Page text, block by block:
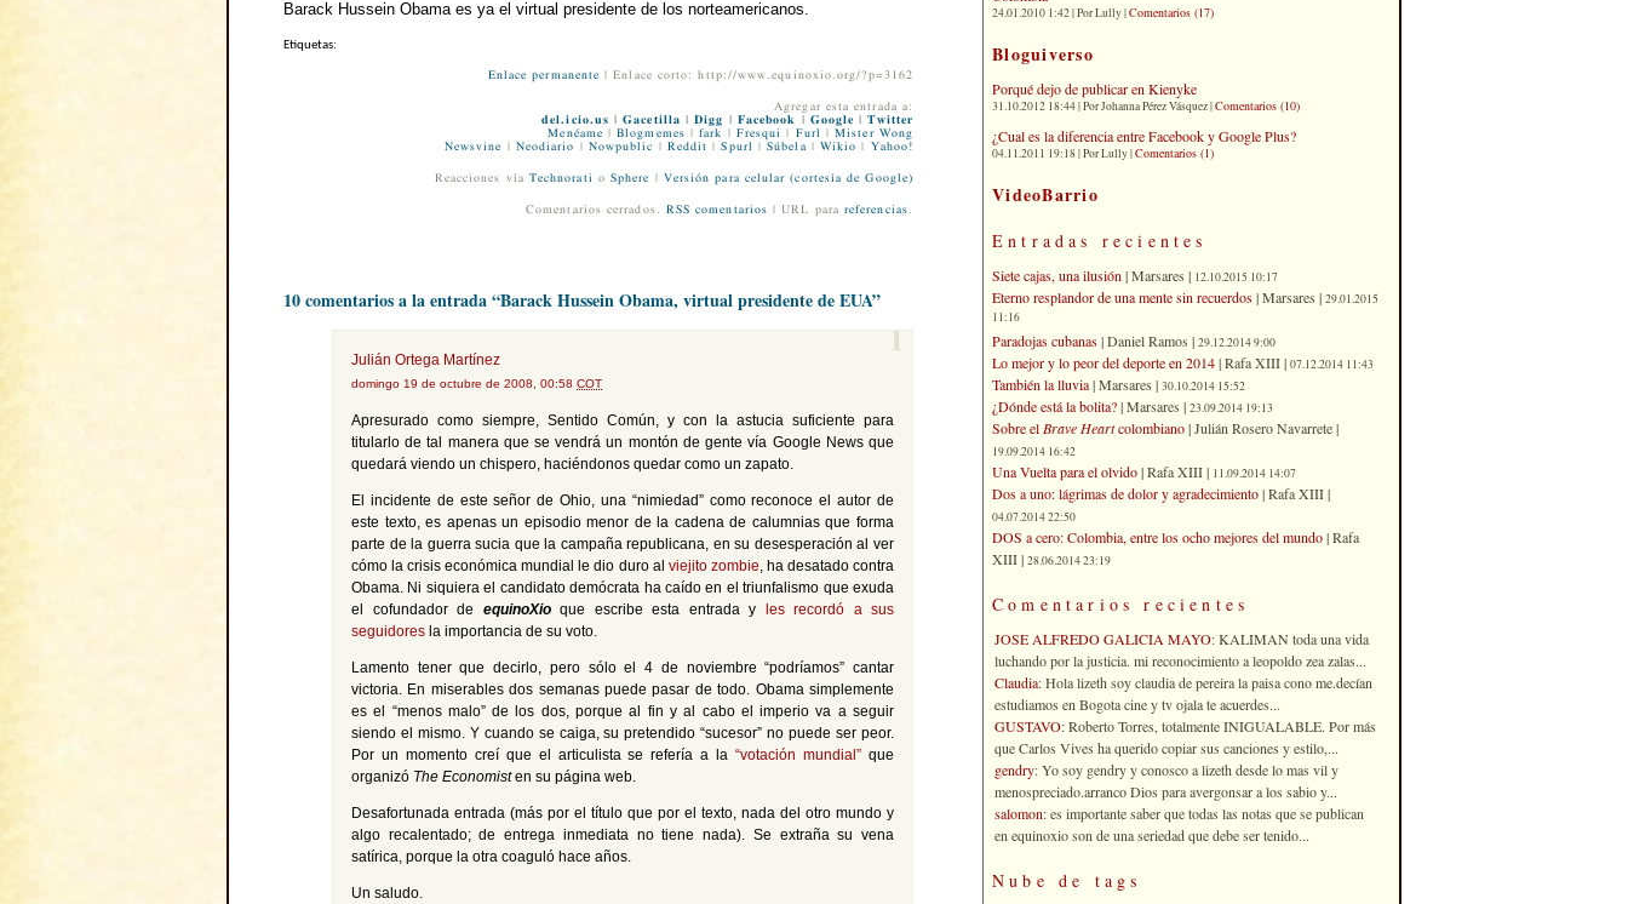
Barack Hussein Obama es ya el virtual presidente de los norteamericanos.
Etiquetas:
Enlace permanente | Enlace corto: http://www.equinoxio.org/?p=3162
Agregar esta entrada a:
del.icio.us |Gacetilla |Digg Facebook Google |Twitter
Menéame |Blogmemes |fark Fresqui Furl |Mister Wong
Newsvine
Neodiario Nowpublic Reddit |Spurl |Súbela| Wikio Yahoo!
Reacciones vía Technorati o Sphere Versión para celular (cortesía de Google)
Comentarios cerrados. RSS comentarios | URL parareferencias.
10 comentarios a la entrada “Barack Hussein Obama, virtual presidente de EUA”
Julián Ortega Martínez
domingo 19 de octubre de 2008, 00:58 COT
1
Apresurado como siempre, Sentido Común, y con la astucia suficiente para
titularlo de tal manera que se vendrá un montón de gente vía Google News que
quedará viendo un chispero, haciéndonos quedar como un zapato.
El incidente de este señor de Ohio, una “nimiedad” como reconoce el autor de
este texto, es apenas un episodio menor de la cadena de calumnias que forma
parte de la guerra sucia que la campaña republicana, en su desesperación al ver
cómo la crisis económica mundial le dio duro al viejito zombie, ha desatado contra
Obama. Ni siquiera el candidato demócrata ha caído en el triunfalismo que exuda
el cofundador de equinoXioque escribe esta entrada y
les recordó a sus
seguidores la importancia de su voto.
Lamento tener que decirlo, pero sólo el 4 de noviembre “podríamos” cantar
victoria. En miserables dos semanas puede pasar de todo. Obama simplemente
es el “menos malo” de los dos, porque al fin y al cabo el imperio va a seguir
siendo el mismo. Y cuando se caiga, su pretendido “sucesor” no puede ser peor.
Por un momento creí que el articulista se refería a la“votación mundial” que
organizó The Economisten su página web.
Desafortunada entrada (más por el título que por el texto, nada del otro mundo y
algo recalentado; de entrega inmediata no tiene nada). Se extraña su vena
satírica, porque la otra coaguló hace años.
Un saludo.
24.01.2010 1:42 | Por Lully |Comentarios (17)
Bloguiverso
Porqué dejo de publicar en Kienyke
31.10.2012 18:44 | Por Johanna Pérez Vásquez |Comentarios (10)
¿Cual es la diferencia entre Facebook y Google Plus?
04.11.2011 19:18 | Por Lully |Comentarios (1)
VideoBarrio
Entradas recientes
Siete cajas, una ilusión | Marsares | 12.10.2015 10:17
Eterno resplandor de una mente sin recuerdos| Marsares | 29.01.2015
11:16
Paradojas cubanas| Daniel Ramos | 29.12.2014 9:00
Lo mejor y lo peor del deporte en 2014| Rafa XIII | 07.12.2014 11:43
También la lluvia| Marsares | 30.10.2014 15:52
¿Dónde está la bolita?| Marsares | 23.09.2014 19:13
Sobre el Brave Heartcolombiano| Julián Rosero Navarrete |
19.09.2014 16:42
Una Vuelta para el olvido| Rafa XIII | 11.09.2014 14:07
Dos a uno: lágrimas de dolor y agradecimiento| Rafa XIII |
04.07.2014 22:50
DOS a cero: Colombia, entre los ocho mejores del mundo| Rafa
XIII | 28.06.2014 23:19
Comentarios recientes
JOSE ALFREDO GALICIA MAYO: KALIMAN toda una vida
luchando por la justicia. mi reconocimiento a leopoldo zea zalas...
Claudia: Hola lizeth soy claudia de pereira la paisa cono me.decían
estudiamos en Bogota cine y tv ojala te acuerdes...
GUSTAVO: Roberto Torres, totalmente INIGUALABLE. Por más
que Carlos Vives ha querido copiar sus canciones y estilo,...
gendry: Yo soy gendry y conosco a lizeth desde lo mas vil y
menospreciado.arranco Dios para avergonsar a los sabio y...
salomon: es importante saber que todas las notas que se publican
en equinoxio son de una seriedad que debe ser tenido...
Nube de tags